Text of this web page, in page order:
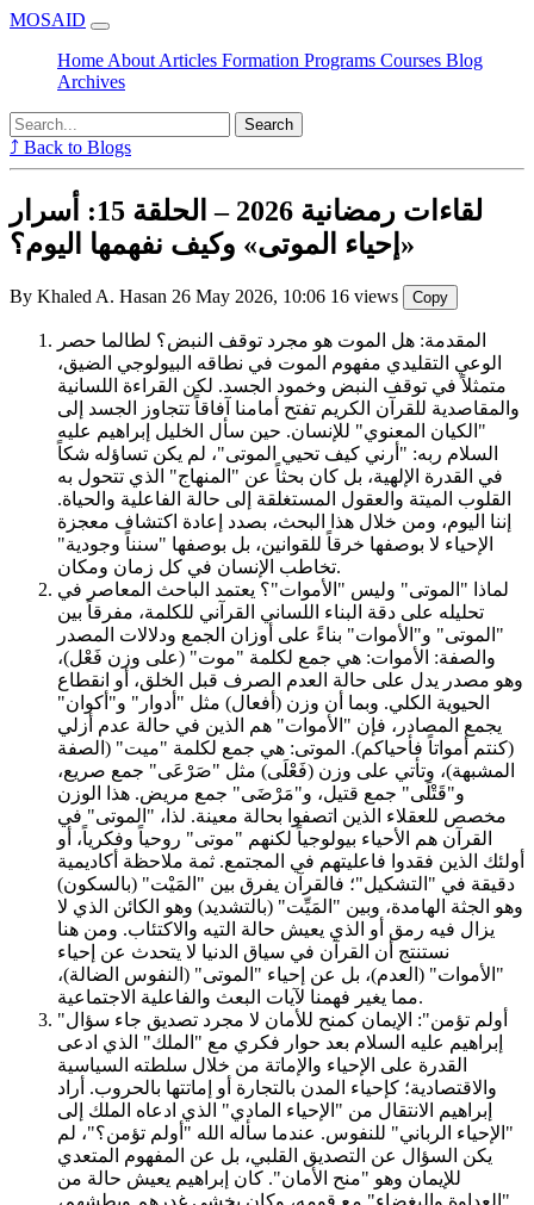
MOSAID
Home About Articles Formation Programs Courses Blog
Archives
Search
⤴ Back to Blogs
لقاءات رمضانية 2026 – الحلقة 15: أسرار
«إحياء الموتى» وكيف نفهمها اليوم؟
By Khaled A. Hasan 26 May 2026, 10:06 16 views Copy
المقدمة: هل الموت هو مجرد توقف النبض؟ لطالما حصر
الوعي التقليدي مفهوم الموت في نطاقه البيولوجي الضيق،
متمثلاً في توقف النبض وخمود الجسد. لكن القراءة اللسانية
والمقاصدية للقرآن الكريم تفتح أمامنا آفاقاً تتجاوز الجسد إلى
"الكيان المعنوي" للإنسان. حين سأل الخليل إبراهيم عليه
السلام ربه: "أرني كيف تحيي الموتى"، لم يكن تساؤله شكاً
في القدرة الإلهية، بل كان بحثاً عن "المنهاج" الذي تتحول به
القلوب الميتة والعقول المستغلقة إلى حالة الفاعلية والحياة.
إننا اليوم، ومن خلال هذا البحث، بصدد إعادة اكتشاف معجزة
الإحياء لا بوصفها خرقاً للقوانين، بل بوصفها "سنناً وجودية"
تخاطب الإنسان في كل زمان ومكان.
لماذا "الموتى" وليس "الأموات"؟ يعتمد الباحث المعاصر في
تحليله على دقة البناء اللساني القرآني للكلمة، مفرقاً بين
"الموتى" و"الأموات" بناءً على أوزان الجمع ودلالات المصدر
والصفة: الأموات: هي جمع لكلمة "موت" (على وزن فَعْل)،
وهو مصدر يدل على حالة العدم الصرف قبل الخلق، أو انقطاع
الحيوية الكلي. وبما أن وزن (أفعال) مثل "أدوار" و"أكوان"
يجمع المصادر، فإن "الأموات" هم الذين في حالة عدم أزلي
(كنتم أمواتاً فأحياكم). الموتى: هي جمع لكلمة "ميت" (الصفة
المشبهة)، وتأتي على وزن (فَعْلَى) مثل "صَرْعَى" جمع صريع،
و"قَتْلَى" جمع قتيل، و"مَرْضَى" جمع مريض. هذا الوزن
مخصص للعقلاء الذين اتصفوا بحالة معينة. لذا، "الموتى" في
القرآن هم الأحياء بيولوجياً لكنهم "موتى" روحياً وفكرياً، أو
أولئك الذين فقدوا فاعليتهم في المجتمع. ثمة ملاحظة أكاديمية
دقيقة في "التشكيل"؛ فالقرآن يفرق بين "المَيْت" (بالسكون)
وهو الجثة الهامدة، وبين "المَيِّت" (بالتشديد) وهو الكائن الذي لا
يزال فيه رمق أو الذي يعيش حالة التيه والاكتئاب. ومن هنا
نستنتج أن القرآن في سياق الدنيا لا يتحدث عن إحياء
"الأموات" (العدم)، بل عن إحياء "الموتى" (النفوس الضالة)،
مما يغير فهمنا لآيات البعث والفاعلية الاجتماعية.
"أولم تؤمن": الإيمان كمنح للأمان لا مجرد تصديق جاء سؤال
إبراهيم عليه السلام بعد حوار فكري مع "الملك" الذي ادعى
القدرة على الإحياء والإماتة من خلال سلطته السياسية
والاقتصادية؛ كإحياء المدن بالتجارة أو إماتتها بالحروب. أراد
إبراهيم الانتقال من "الإحياء المادي" الذي ادعاه الملك إلى
"الإحياء الرباني" للنفوس. عندما سأله الله "أولم تؤمن؟"، لم
يكن السؤال عن التصديق القلبي، بل عن المفهوم المتعدي
للإيمان وهو "منح الأمان". كان إبراهيم يعيش حالة من
"العداوة والبغضاء" مع قومه، وكان يخشى غدرهم وبطشهم،